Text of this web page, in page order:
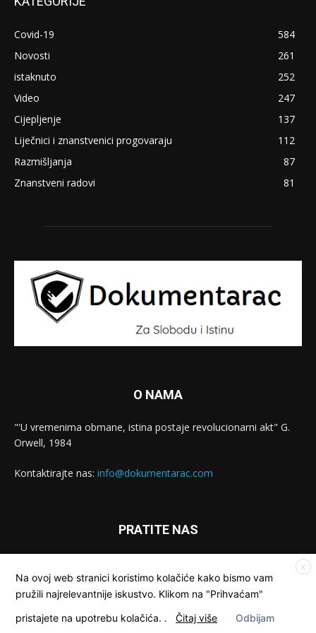
Covid-19
584
Novosti
261
istaknuto
252
Video
247
Cijepljenje
137
Liječnici i znanstvenici progovaraju
112
Razmišljanja
87
Znanstveni radovi
81
O NAMA
"'U vremenima obmane, istina postaje revolucionarni akt" G.
Orwell, 1984
Kontaktirajte nas: info@dokumentarac.com
PRATITE NAS
X
Na ovoj web stranici koristimo kolačiće kako bismo vam
pružili najrelevantnije iskustvo. Klikom na "Prihvaćam"
pristajete na upotrebu kolačića. . Čitaj više Odbijam